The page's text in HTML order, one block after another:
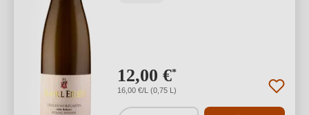
12,00 €*
16,00 €/L (0,75 L)